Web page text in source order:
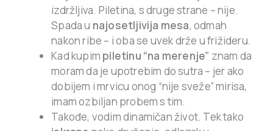
izdržljiva. Piletina, s druge strane – nije.
Spada u najosetljivija mesa, odmah
nakon ribe – i oba se uvek drže u frižideru.
Kad kupim piletinu “na merenje” znam da
moram da je upotrebim do sutra – jer ako
dobijem i mrvicu onog “nije sveže” mirisa,
imam ozbiljan probem s tim.
Takođe, vodim dinamičan život. Tek tako